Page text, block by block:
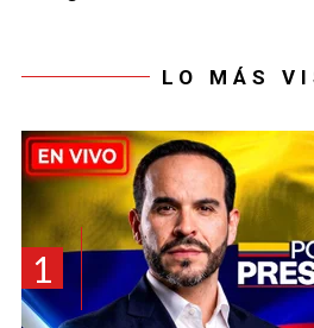
LO MÁS
1